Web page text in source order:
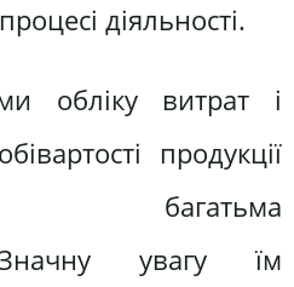
діяльності.
обліку витрат і
продукції
багатьма
Значну увагу їм